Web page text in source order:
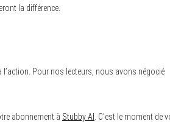
la différence.
l’action. Pour nos lecteurs, nous avons négocié
abonnement à Stubby AI
. C’est le moment de